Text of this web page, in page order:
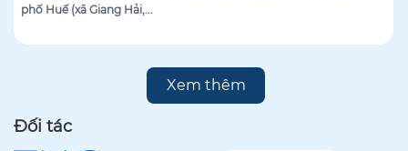
phố Huế (xã Giang Hải,...
Xem thêm
Đối tác